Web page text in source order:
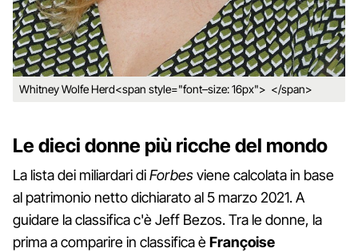
Whitney Wolfe Herd<span style="font–size: 16px"> </span>
Le dieci donne più ricche del mondo
La lista dei miliardari diForbesviene calcolata in base
al patrimonio netto dichiarato al 5 marzo 2021. A
guidare la classifica c'è Jeff Bezos. Tra le donne, la
prima a comparire in classifica èFrançoise